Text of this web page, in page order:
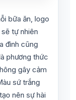
bữa ăn, logo
tự nhiên
đình cũng
phương thức
gây cảm
sứ trắng
nên sự hài